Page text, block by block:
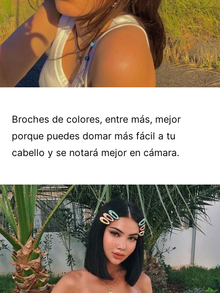
Broches de colores, entre más, mejor
porque puedes domar más fácil a tu
cabello y se notará mejor en cámara.